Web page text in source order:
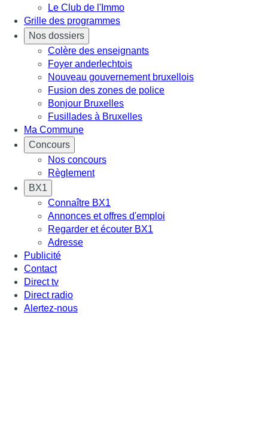
Le Club de l'Immo
Grille des programmes
Nos dossiers
Colère des enseignants
Foyer anderlechtois
Nouveau gouvernement bruxellois
Fusion des zones de police
Bonjour Bruxelles
Fusillades à Bruxelles
Ma Commune
Concours
Nos concours
Règlement
BX1
Connaître BX1
Annonces et offres d'emploi
Regarder et écouter BX1
Adresse
Publicité
Contact
Direct tv
Direct radio
Alertez-nous